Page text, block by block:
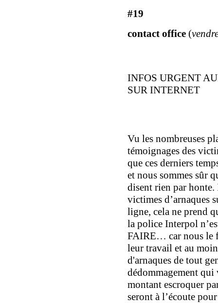
#19
contact office (
INFOS URGENT
SUR INTERNET
Vu les nombreuses
témoignages des
que ces derniers
et nous sommes sûr
disent rien par
victimes d’arnaques
ligne, cela ne prend
la police Interpol
FAIRE… car nous le
leur travail et au
d'arnaques de tout
dédommagement
montant escroquer
seront à l’écoute